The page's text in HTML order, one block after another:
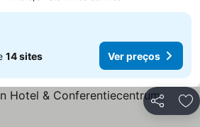
14 sites Ver preços
Partilhar